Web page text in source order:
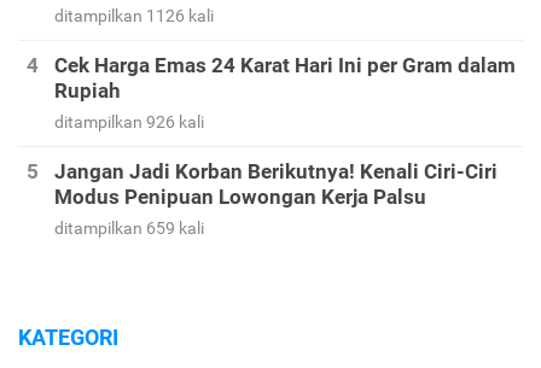
ditampilkan 1126 kali
Cek Harga Emas 24 Karat Hari Ini per Gram dalam
Rupiah
ditampilkan 926 kali
Jangan Jadi Korban Berikutnya! Kenali Ciri-Ciri
Modus Penipuan Lowongan Kerja Palsu
ditampilkan 659 kali
KATEGORI